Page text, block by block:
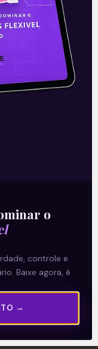
o
controle e
Baixe agora, é
→